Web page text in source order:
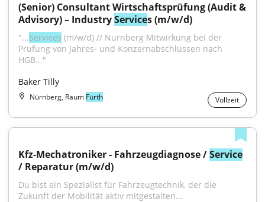
(Senior) Consultant Wirtschaftsprüfung (Audit &
Advisory) – Industry Services (m/w/d)
"...Services (m/w/d) // Nürnberg Mitwirkung bei der
Prüfung von Jahres- und Konzernabschlüssen nach
HGB..."
Baker Tilly
Nürnberg, Raum Fürth Vollzeit
Kfz-Mechatroniker - Fahrzeugdiagnose / Service
/ Reparatur (m/w/d)
Du bist ein Spezialist für Fahrzeugtechnik, der die
Zukunft der Mobilität aktiv mitgestalten...